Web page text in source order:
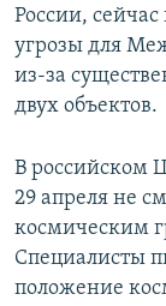
России,
угрозы для
из-за
двух объектов.
В российском
29 апреля не
космическим
Специалисты
положение